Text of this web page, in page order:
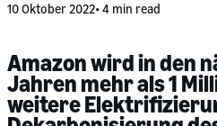
10 Oktober 2022 4 min read
Amazon wird in den
Jahren mehr als 1
weitere